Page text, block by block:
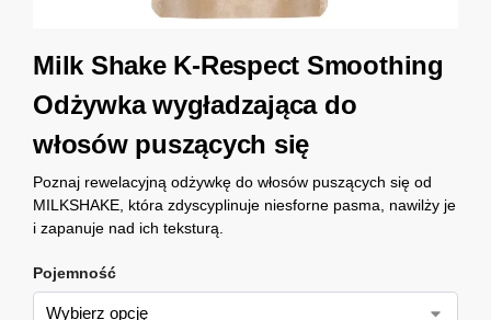
Milk Shake K-Respect Smoothing
Odżywka wygładzająca do
włosów puszących się
Poznaj rewelacyjną odżywkę do włosów puszących się od
MILKSHAKE, która zdyscyplinuje niesforne pasma, nawilży je
i zapanuje nad ich teksturą.
Pojemność